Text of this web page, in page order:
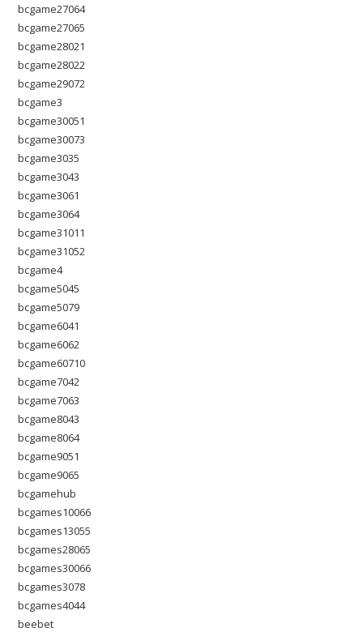
bcgame27064
bcgame27065
bcgame28021
bcgame28022
bcgame29072
bcgame3
bcgame30051
bcgame30073
bcgame3035
bcgame3043
bcgame3061
bcgame3064
bcgame31011
bcgame31052
bcgame4
bcgame5045
bcgame5079
bcgame6041
bcgame6062
bcgame60710
bcgame7042
bcgame7063
bcgame8043
bcgame8064
bcgame9051
bcgame9065
bcgamehub
bcgames10066
bcgames13055
bcgames28065
bcgames30066
bcgames3078
bcgames4044
beebet